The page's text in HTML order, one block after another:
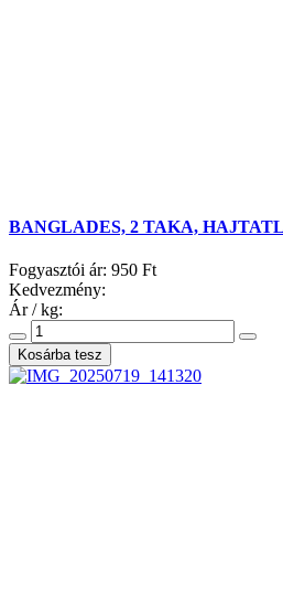
BANGLADES, 2 TAKA,
Fogyasztói ár: 950 Ft
Kedvezmény:
Ár / kg: